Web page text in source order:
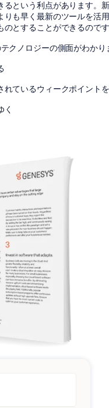
るという利点があります
りも早く最新のツールを活
のとすることができるので
クノロジーの側面がわかり
れているウィークポイント
く